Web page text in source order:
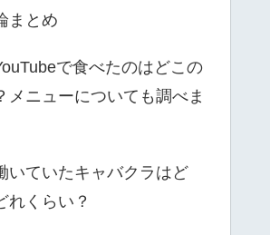
まとめ
で食べたのはどこの
メニューについても調べま
いていたキャバクラはど
れくらい？